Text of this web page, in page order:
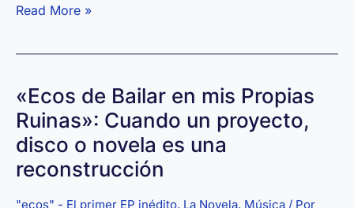
Playlist:
2025)
Read More »
«Ecos de Bailar en mis Propias
Ruinas»: Cuando un proyecto,
disco o novela es una
reconstrucción
"ecos" - El primer EP inédito, La Novela, Música / Por